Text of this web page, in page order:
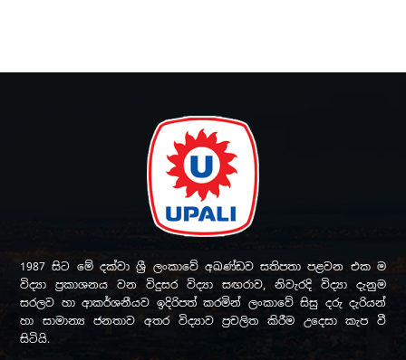
1987 සිට මේ දක්වා ශ්‍රී ලංකාවේ අඛණ්ඩව සතිපතා පළවන එක ම
විද්‍යා ප්‍රකාශනය වන විදුසර විද්‍යා සඟරාව, නිවැරදි විද්‍යා දැනුම
සරලව හා ආකර්ශනීයව ඉදිරිපත් කරමින් ලංකාවේ සිසු දරු දැරියන්
හා සාමාන්‍ය ජනතාව අතර විද්‍යාව ප්‍රචලිත කිරීම උදෙසා කැප වී
සිටියි.